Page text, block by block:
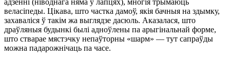
веласiпеды. Цiкава, што частка дамоў, якiя бачныя на здымку,
захавалiся ў такiм жа выглядзе дасюль. Аказалася, што
драўляныя будынкi былi адноўлены па арыгiнальнай форме,
што стварае мястэчку непаўторны «шарм» — тут сапраўды
можна падарожнiчаць па часе.